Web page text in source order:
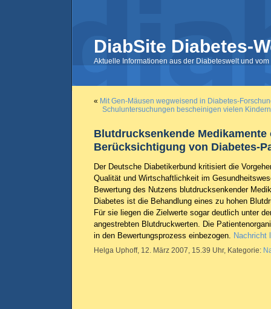
DiabSite Diabetes-
Aktuelle Informationen aus der Diabeteswelt und
« Mit Gen-Mäusen wegweisend in Diabetes-
Schuluntersuchungen bescheinigen vielen
Blutdrucksenkende Medikamente
Berücksichtigung von Diabetes-
Der Deutsche Diabetikerbund kritisiert die
Qualität und Wirtschaftlichkeit im
Bewertung des Nutzens blutdrucksenkender
Diabetes ist die Behandlung eines zu hohen
Für sie liegen die Zielwerte sogar deutlich unter
angestrebten Blutdruckwerten. Die
in den Bewertungsprozess einbezogen. Nachricht
Helga Uphoff, 12. März 2007, 15.39 Uhr, Kategorie: